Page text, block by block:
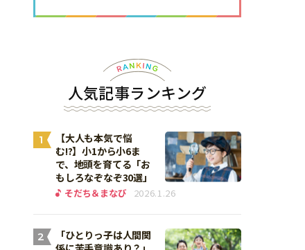
人気記事ランキング
1
【大人も本気で悩
む!?】小1から小6ま
で、地頭を育てる「お
もしろなぞなぞ30選」
そだち＆まなび 2026.1.26
2
「ひとりっ子は人間関